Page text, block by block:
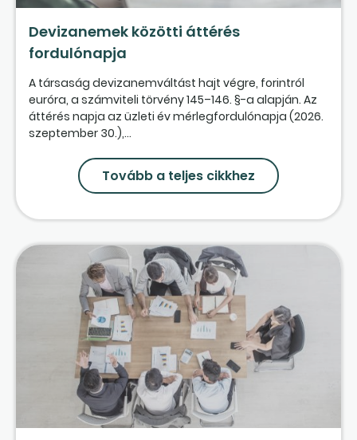
Devizanemek közötti áttérés
fordulónapja
A társaság devizanemváltást hajt végre, forintról
euróra, a számviteli törvény 145–146. §-a alapján. Az
áttérés napja az üzleti év mérlegfordulónapja (2026.
szeptember 30.),...
Tovább a teljes cikkhez